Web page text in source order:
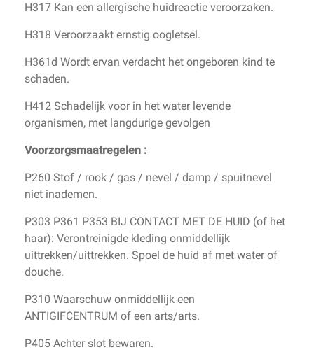
H317 Kan een allergische huidreactie veroorzaken.
H318 Veroorzaakt ernstig oogletsel.
H361d Wordt ervan verdacht het ongeboren kind te
schaden.
H412 Schadelijk voor in het water levende
organismen, met langdurige gevolgen
Voorzorgsmaatregelen :
P260 Stof / rook / gas / nevel / damp / spuitnevel
niet inademen.
P303 P361 P353 BIJ CONTACT MET DE HUID (of het
haar): Verontreinigde kleding onmiddellijk
uittrekken/uittrekken. Spoel de huid af met water of
douche.
P310 Waarschuw onmiddellijk een
ANTIGIFCENTRUM of een arts/arts.
P405 Achter slot bewaren.